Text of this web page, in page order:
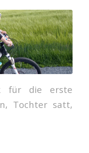
für die erste
Tochter satt,